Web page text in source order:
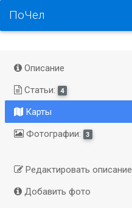
ПоЧел
Описание
Статьи:
4
Карты
Фотографии:
3
Редактировать описание
Добавить фото